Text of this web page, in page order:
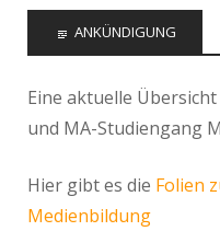
ANKÜNDIGUNG
Eine aktuelle
und MA-Studiengang
Hier gibt es die Folien
Medienbildung